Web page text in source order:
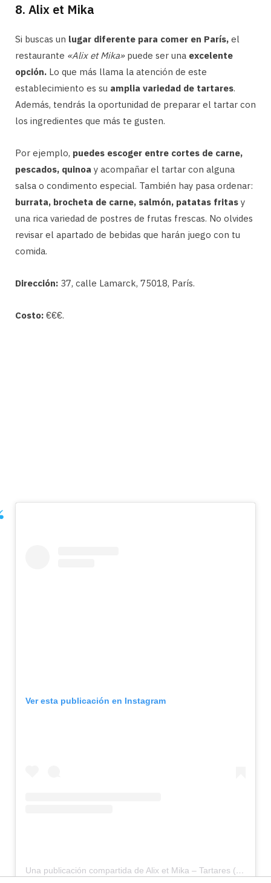
8. Alix et Mika
Si buscas un lugar diferente para comer en París, el
restaurante «Alix et Mika»puede ser una excelente
opción. Lo que más llama la atención de este
establecimiento es su amplia variedad de tartares.
Además, tendrás la oportunidad de preparar el tartar con
los ingredientes que más te gusten.
Por ejemplo, puedes escoger entre cortes de carne,
pescados, quinoa y acompañar el tartar con alguna
salsa o condimento especial. También hay pasa ordenar:
burrata, brocheta de carne, salmón, patatas fritas y
una rica variedad de postres de frutas frescas. No olvides
revisar el apartado de bebidas que harán juego con tu
comida.
Dirección: 37, calle Lamarck, 75018, París.
Costo: €€€.
Ver esta publicación en Instagram
Una publicación compartida de Alix et Mika – Tartares (@alixetmikarestaurant)